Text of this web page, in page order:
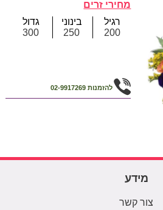
מחירי זרים
רגיל
200
בינוני
250
גדול
300
להזמנות 02-9917269
מידע
צור קשר